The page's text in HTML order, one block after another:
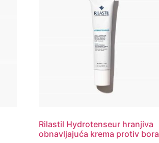
Rilastil Hydrotenseur hranjiva
obnavljajuća krema protiv bora